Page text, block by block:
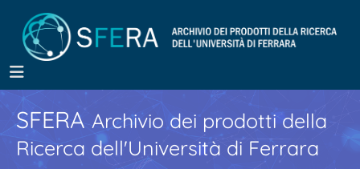
SFERA Archivio dei prodotti della
Ricerca dell'Università di Ferrara